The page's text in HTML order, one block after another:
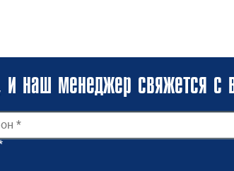
и наш менеджер свяжется с